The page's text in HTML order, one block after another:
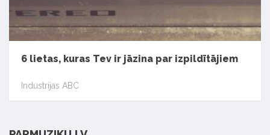
6 lietas, kuras Tev ir jāzina par izpildītājiem
Industrijas ABC